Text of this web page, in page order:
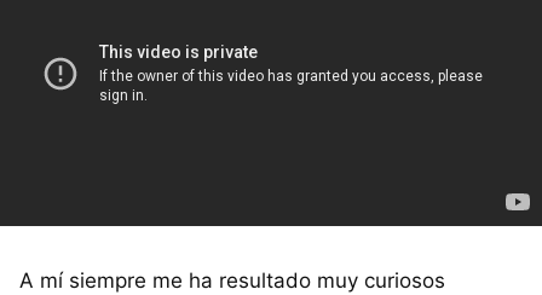
A mí siempre me ha resultado muy curiosos